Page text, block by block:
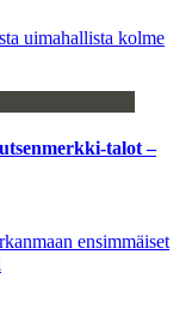
uimahallista kolme
talot –
ensimmäiset